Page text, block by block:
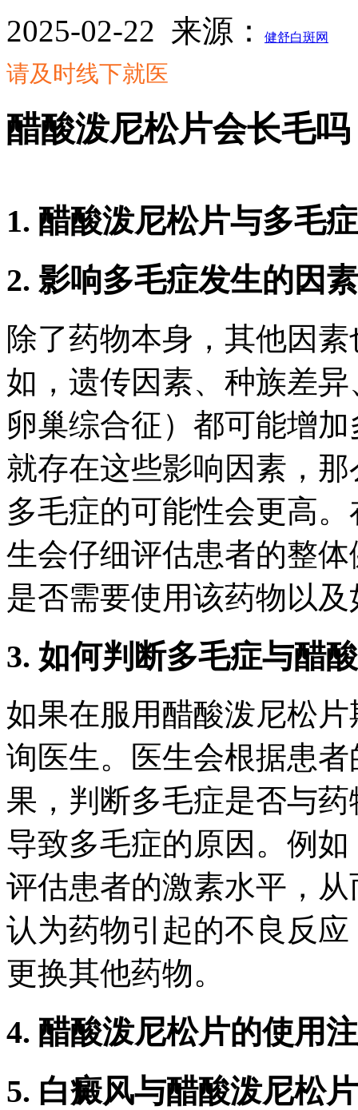
2025-02-22 来源： 健舒白斑网
请及时线下就医
醋酸泼尼松片会长毛吗
1. 醋酸泼尼松片与多毛
2. 影响多毛症发生的因素
除了药物本身，其他因
如，遗传因素、种族差
卵巢综合征）都可能增
就存在这些影响因素，
多毛症的可能性会更高
生会仔细评估患者的整
是否需要使用该药物以
3. 如何判断多毛症与醋
如果在服用醋酸泼尼松
询医生。医生会根据患
果，判断多毛症是否与
导致多毛症的原因。例
评估患者的激素水平，
认为药物引起的不良反
更换其他药物。
4. 醋酸泼尼松片的使用
5. 白癜风与醋酸泼尼松片